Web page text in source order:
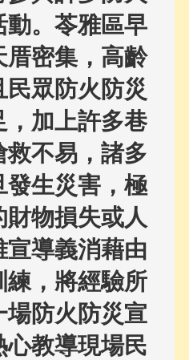
動。苓雅區早
厝密集，高齡
眾防火防災
，加上許多巷
不易，諸多
發生災害，極
物損失或人
導義消藉由
練，將經驗所
場防火防災宣
教導現場民